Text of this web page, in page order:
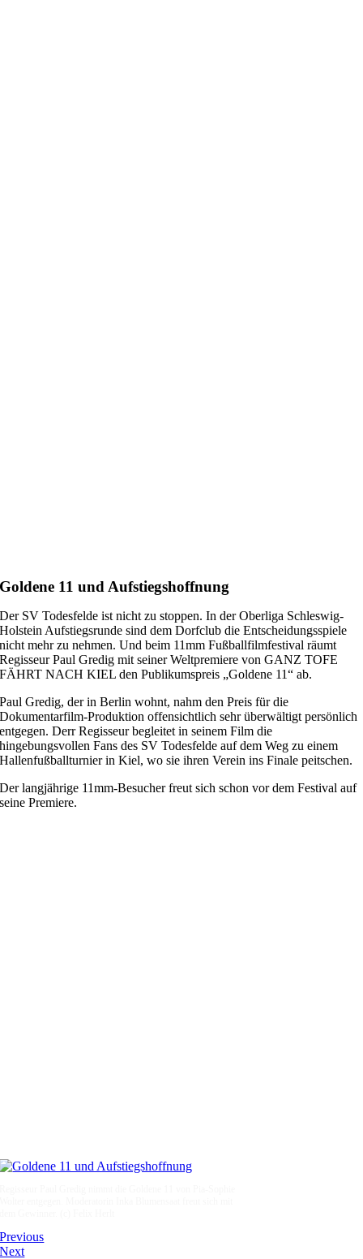
Goldene 11 und Aufstiegshoffnung
Der SV Todesfelde ist nicht zu stoppen. In der Oberliga Schleswig-
Holstein Aufstiegsrunde sind dem Dorfclub die Entscheidungsspiele
nicht mehr zu nehmen. Und beim 11mm Fußballfilmfestival räumt
Regisseur Paul Gredig mit seiner Weltpremiere von GANZ TOFE
FÄHRT NACH KIEL den Publikumspreis „Goldene 11“ ab.
Paul Gredig, der in Berlin wohnt, nahm den Preis für die
Dokumentarfilm-Produktion offensichtlich sehr überwältigt persönlich
entgegen. Derr Regisseur begleitet in seinem Film die
hingebungsvollen Fans des SV Todesfelde auf dem Weg zu einem
Hallenfußballturnier in Kiel, wo sie ihren Verein ins Finale peitschen.
Der langjährige 11mm-Besucher freut sich schon vor dem Festival auf
seine Premiere.
Previous
Next